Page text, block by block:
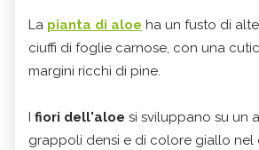
La pianta di aloe ha un fusto di
ciuffi di foglie carnose, con una
margini ricchi di pine.
I fiori dell'aloe si sviluppano su un
grappoli densi e di colore giallo nel